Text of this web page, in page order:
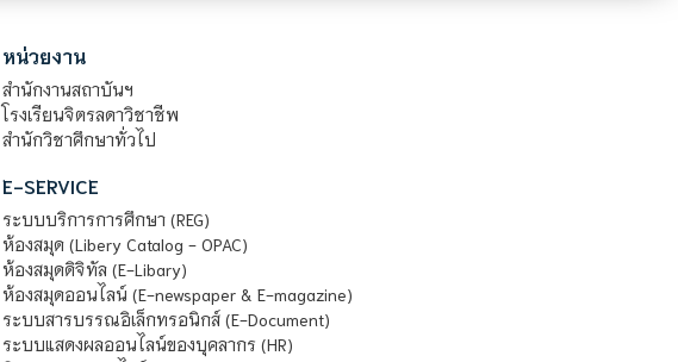
หน่วยงาน
สำนักงานสถาบันฯ
โรงเรียนจิตรลดาวิชาชีพ
สำนักวิชาศึกษาทั่วไป
E-SERVICE
ระบบบริการการศึกษา (REG)
ห้องสมุด (Libery Catalog - OPAC)
ห้องสมุดดิจิทัล (E-Libary)
ห้องสมุดออนไลน์ (E-newspaper & E-magazine)
ระบบสารบรรณอิเล็กทรอนิกส์ (E-Document)
ระบบแสดงผลออนไลน์ของบุคลากร (HR)